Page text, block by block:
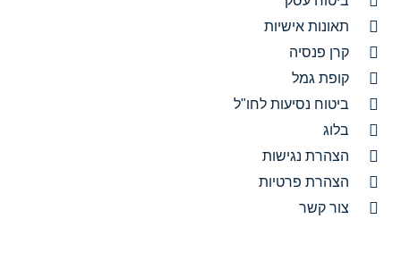
תאונות אישיות
קרן פנסיה
קופת גמל
ביטוח נסיעות לחו"ל
בלוג
הצהרת נגישות
הצהרת פרטיות
צור קשר